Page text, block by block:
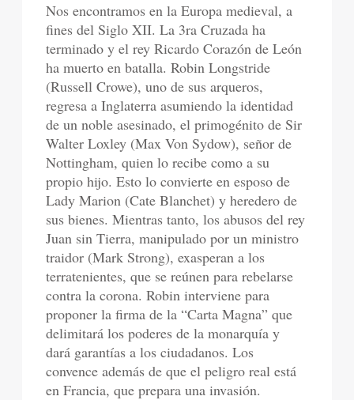
Nos encontramos en la Europa medieval, a
fines del Siglo XII. La 3ra Cruzada ha
terminado y el rey Ricardo Corazón de León
ha muerto en batalla. Robin Longstride
(Russell Crowe), uno de sus arqueros,
regresa a Inglaterra asumiendo la identidad
de un noble asesinado, el primogénito de Sir
Walter Loxley (Max Von Sydow), señor de
Nottingham, quien lo recibe como a su
propio hijo. Esto lo convierte en esposo de
Lady Marion (Cate Blanchet) y heredero de
sus bienes. Mientras tanto, los abusos del rey
Juan sin Tierra, manipulado por un ministro
traidor (Mark Strong), exasperan a los
terratenientes, que se reúnen para rebelarse
contra la corona. Robin interviene para
proponer la firma de la “Carta Magna” que
delimitará los poderes de la monarquía y
dará garantías a los ciudadanos. Los
convence además de que el peligro real está
en Francia, que prepara una invasión.